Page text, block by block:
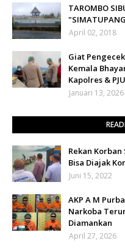
TAROMBO
April 02, 2018
Giat
Kemala
Kapolres &
Januari 13, 2026
Rekan
Bisa Diajak
Juni 15, 2022
AKP A M
Narkoba
Diamankan
April 27, 2026